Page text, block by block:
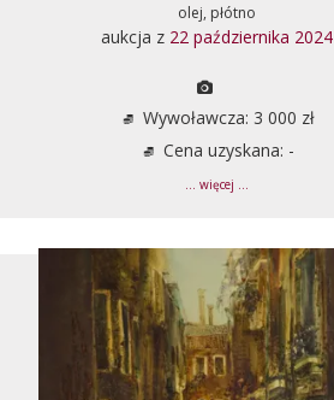
olej, płótno
aukcja z 22 października 2024
Wywoławcza: 3 000 zł
Cena uzyskana: -
... więcej ...